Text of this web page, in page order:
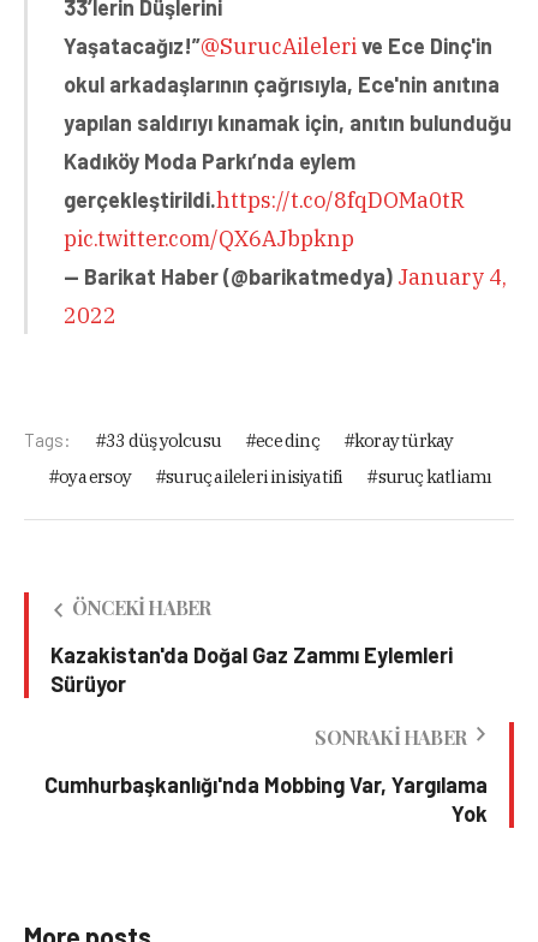
33’lerin Düşlerini
Yaşatacağız!”@SurucAilelerive Ece Dinç'in
okul arkadaşlarının çağrısıyla, Ece'nin anıtına
yapılan saldırıyı kınamak için, anıtın bulunduğu
Kadıköy Moda Parkı’nda eylem
gerçekleştirildi.https://t.co/8fqDOMa0tR
pic.twitter.com/QX6AJbpknp
— Barikat Haber (@barikatmedya) January 4,
2022
Tags: 33 düş yolcusu ece dinç
koray türkay
oya ersoy
suruç aileleri inisiyatifi suruç katliamı
ÖNCEKI HABER
Kazakistan'da Doğal Gaz Zammı Eylemleri
Sürüyor
SONRAKI HABER
Cumhurbaşkanlığı'nda Mobbing Var, Yargılama
Yok
More posts